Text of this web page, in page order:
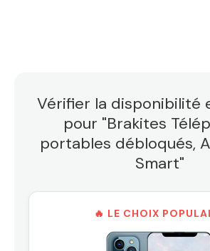
Vérifier la disponibilité
pour "Brakites
portables débloqués,
Smart"
🔥 LE CHOIX